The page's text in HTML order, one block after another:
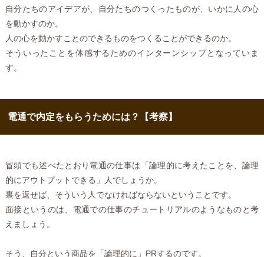
自分たちのアイデアが、自分たちのつくったものが、いかに人の心
を動かすのか。
人の心を動かすことのできるものをつくることができるのか。
そういったことを体感するためのインターンシップとなっていま
す。
電通で内定をもらうためには？【考察】
冒頭でも述べたとおり電通の仕事は「論理的に考えたことを、論理
的にアウトプットできる」人でしょうか。
裏を返せば、そういう人でなければならないということです。
面接というのは、電通での仕事のチュートリアルのようなものと考
えましょう。
そう、自分という商品を「論理的に」PRするのです。